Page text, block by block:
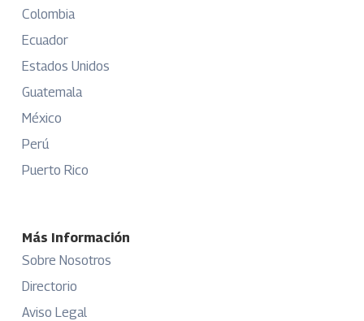
Colombia
Ecuador
Estados Unidos
Guatemala
México
Perú
Puerto Rico
Más Información
Sobre Nosotros
Directorio
Aviso Legal